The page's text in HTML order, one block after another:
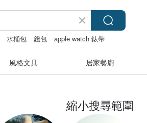
水桶包 錢包 apple watch 錶帶
風格文具 居家餐廚
縮小搜尋範圍